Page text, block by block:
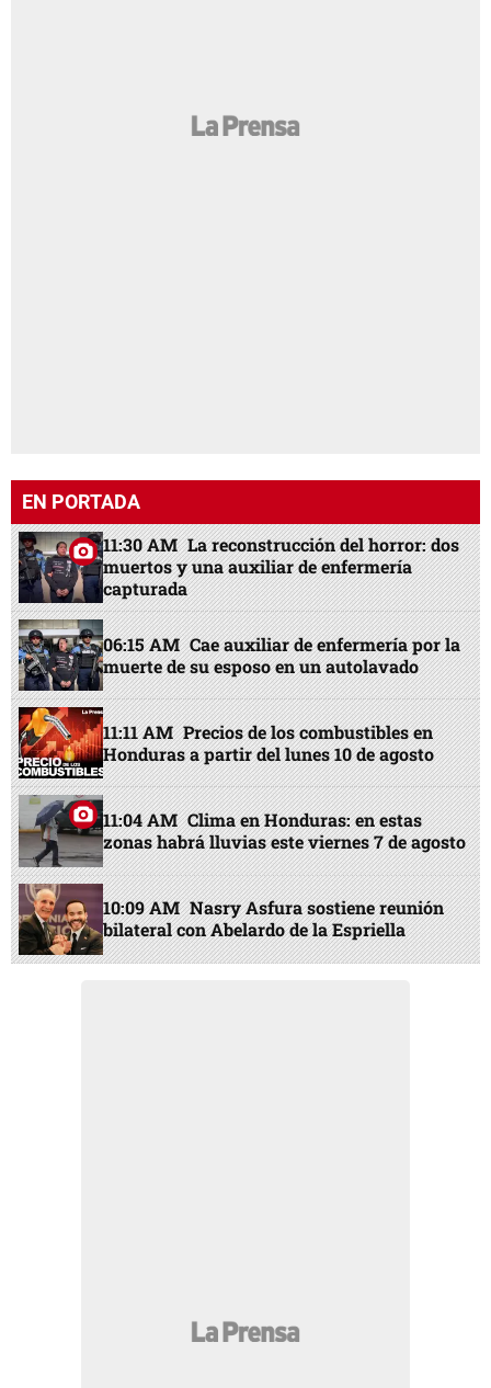
EN PORTADA
11:30 AM La reconstrucción del horror: dos
muertos y una auxiliar de enfermería
capturada
06:15 AM Cae auxiliar de enfermería por la
muerte de su esposo en un autolavado
11:11 AM Precios de los combustibles en
Honduras a partir del lunes 10 de agosto
11:04 AM Clima en Honduras: en estas
zonas habrá lluvias este viernes 7 de agosto
10:09 AM Nasry Asfura sostiene reunión
bilateral con Abelardo de la Espriella